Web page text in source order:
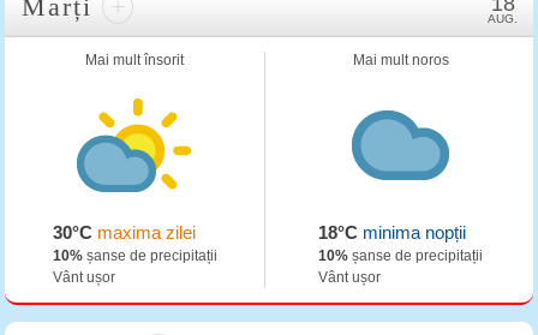
Marți + AUG.
Mai mult însorit
30°Cmaxima zilei
10%șanse de precipitații
Vânt ușor
Mai mult noros
18°C minima nopții
10% șanse de precipitații
Vânt ușor